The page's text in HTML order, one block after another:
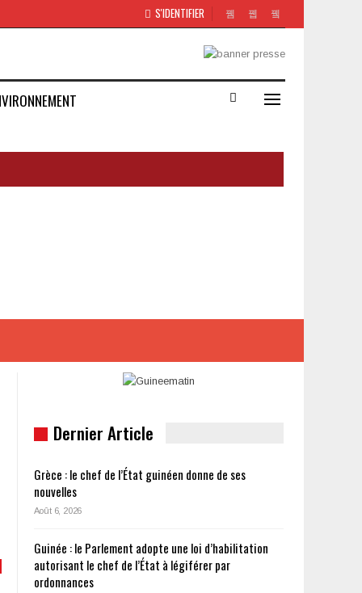
S'IDENTIFIER
Dernier Article
Grèce : le chef de l’État guinéen donne de ses
nouvelles
Août 6, 2026
Guinée : le Parlement adopte une loi d’habilitation
autorisant le chef de l’État à légiférer par
ordonnances